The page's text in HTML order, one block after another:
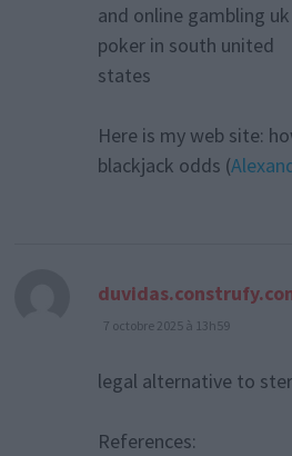
and online gambling
poker in south united
states
Here is my web site:
blackjack odds (
7 octobre 2025 à 13h59
legal alternative to
References: